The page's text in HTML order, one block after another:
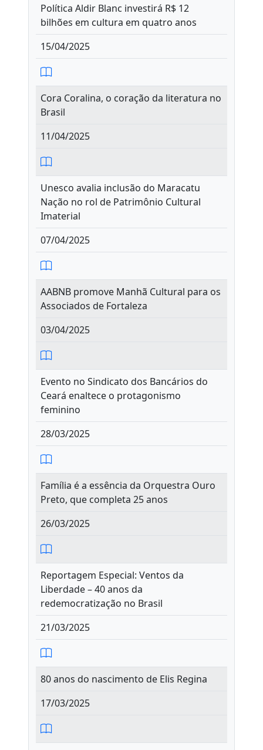
Política Aldir Blanc investirá R$ 12
bilhões em cultura em quatro anos
15/04/2025
Cora Coralina, o coração da literatura no
Brasil
11/04/2025
Unesco avalia inclusão do Maracatu
Nação no rol de Patrimônio Cultural
Imaterial
07/04/2025
AABNB promove Manhã Cultural para os
Associados de Fortaleza
03/04/2025
Evento no Sindicato dos Bancários do
Ceará enaltece o protagonismo
feminino
28/03/2025
Família é a essência da Orquestra Ouro
Preto, que completa 25 anos
26/03/2025
Reportagem Especial: Ventos da
Liberdade – 40 anos da
redemocratização no Brasil
21/03/2025
80 anos do nascimento de Elis Regina
17/03/2025